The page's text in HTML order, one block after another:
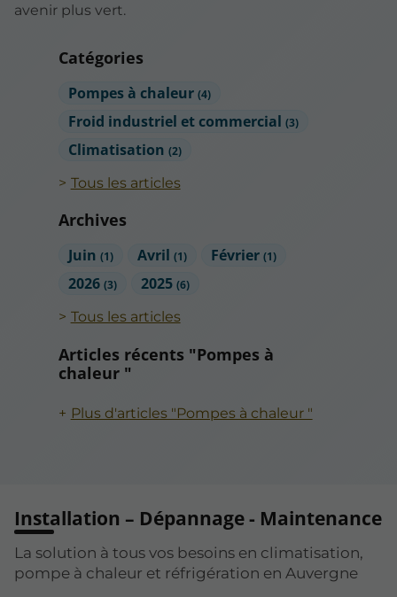
Catégories
Pompes à chaleur (4)
Froid industriel et commercial (3)
Climatisation (2)
Tous les articles
Archives
Juin (1) Avril(1) Février(1)
2026 (3) 2025(6)
Tous les articles
Articles récents "Pompes à
chaleur "
Plus d'articles "Pompes à chaleur "
avenir plus vert.
Installation – Dépannage - Maintenance
La solution à tous vos besoins en climatisation,
pompe à chaleur et réfrigération en Auvergne